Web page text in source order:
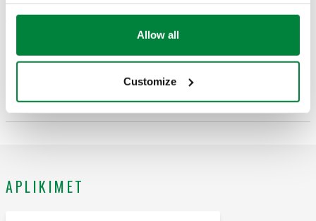
Allow all
Customize
CALEFFI, 145017. Aktuator rrotullues proporcional për
valvulat e pavarura të kontrollit të presionit të serisë 145.
-30–50 °C. Furnizimi me energji elektrike: 24 V AC/DC.
APLIKIMET